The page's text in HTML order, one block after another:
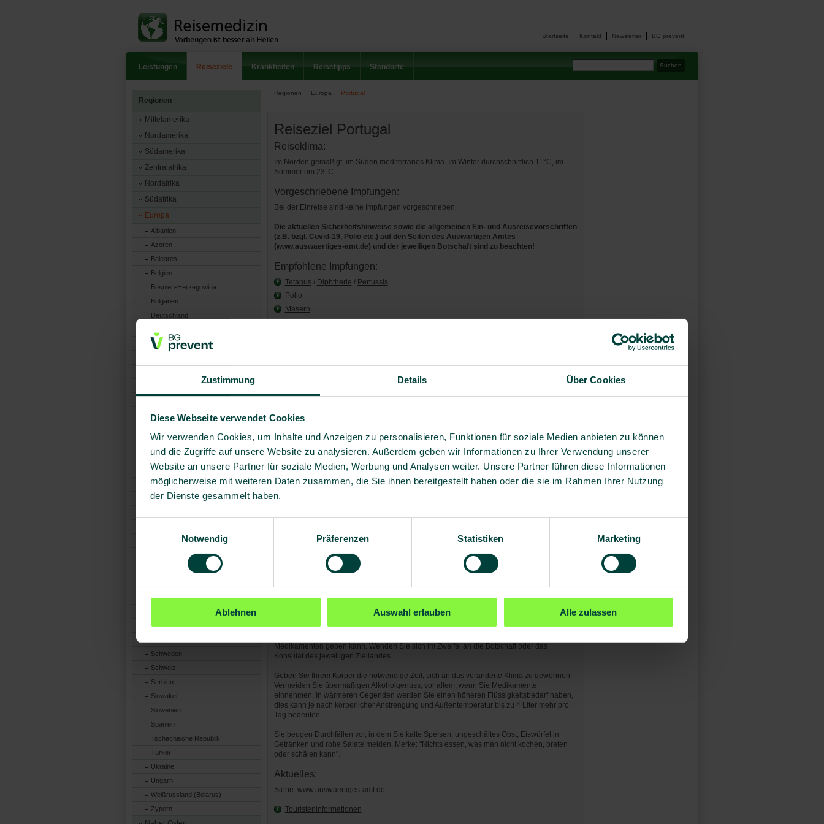
Zustimmung Details Über Cookies
Diese Webseite verwendet Cookies
Wir verwenden Cookies, um Inhalte und Anzeigen zu personalisieren, Funktionen für soziale Medien anbieten zu können
und die Zugriffe auf unsere Website zu analysieren. Außerdem geben wir Informationen zu Ihrer Verwendung unserer
Website an unsere Partner für soziale Medien, Werbung und Analysen weiter. Unsere Partner führen diese Informationen
möglicherweise mit weiteren Daten zusammen, die Sie ihnen bereitgestellt haben oder die sie im Rahmen Ihrer Nutzung
der Dienste gesammelt haben.
Notwendig
Präferenzen Statistiken Marketing
Ablehnen Auswahl erlauben Alle zulassen
Startseite Kontakt Newsletter BG prevent
Leistungen Reiseziele Krankheiten Reisetipps Standorte
Regionen
Mittelamerika
Nordamerika
Südamerika
Zentralafrika
Nordafrika
Südafrika
Europa
Albanien
Azoren
Baleares
Belgien
Bosnien-Herzegowina
Bulgarien
Deutschland
Estland
Irland
Italien
Kanarische Inseln
Kroatien
Lettland
Litauen
Polen
Republik Nordmazedonien
Schweden
Schweiz
Serbien
Slowakei
Slowenien
Spanien
Tschechische Republik
Türkei
Ukraine
Ungarn
Weißrussland (Belarus)
Zypern
Regionen Europa Portugal
Reiseziel Portugal
Reiseklima:
Im Norden gemäßigt, im Süden mediterranes Klima. Im Winter durchschnittlich 11°C, im
Sommer um 23°C.
Vorgeschriebene Impfungen:
Bei der Einreise sind keine Impfungen vorgeschrieben.
Die aktuellen Sicherheitshinweise sowie die allgemeinen Ein- und Ausreisevorschriften
(z.B. bzgl. Covid-19, Polio etc.) auf den Seiten des Auswärtigen Amtes
(www.auswaertiges-amt.de) und der jeweiligen Botschaft sind zu beachten!
Empfohlene Impfungen:
Tetanus / Diphtherie / Pertussis
Polio
Masern
Darminfektionen
(Madeira)
Malaria- Kein Risiko vorhanden.
Generell gilt: Mücken-/Insektenschutzmittel sowie bedeckende Kleidung tagsüber und
nachts. Bei Malaria gilt zusätzlich: medikamentöse Vorbeugung oder Mitnahme eines
hierzu bei der Botschaft.
Allgemeine Hinweise:
es zu Engpässen in der medizinischen Versorgung kommen kann. Außerdem ist der
Abschluss einer Reisekranken- und Reiserückholversicherung
empfehlenswert. Ausführliche Informationen bietet die
Krankenversicherung - Ausland.
Medikamenten geben kann. Wenden Sie sich im Zweifel an die Botschaft oder das
Konsulat des jeweiligen Ziellandes.
Geben Sie Ihrem Körper die notwendige Zeit, sich an das veränderte Klima zu gewöhnen.
Vermeiden Sie übermäßigen Alkoholgenuss, vor allem, wenn Sie Medikamente
einnehmen. In wärmeren Gegenden werden Sie einen höheren Flüssigkeitsbedarf haben,
dies kann je nach körperlicher Anstrengung und Außentemperatur bis zu 4 Liter mehr pro
Tag bedeuten.
Sie beugen Durchfällen vor, in dem Sie kalte Speisen, ungeschältes Obst, Eiswürfel in
Getränken und rohe Salate meiden. Merke: "Nichts essen, was man nicht kochen, braten
oder schälen kann".
Aktuelles:
Siehe: www.auswaertiges-amt.de.
Touristeninformationen